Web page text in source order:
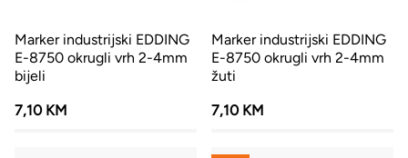
Marker industrijski EDDING
E-8750 okrugli vrh 2-4mm
bijeli
7,10 KM
Marker industrijski EDDING
E-8750 okrugli vrh 2-4mm
žuti
7,10 KM